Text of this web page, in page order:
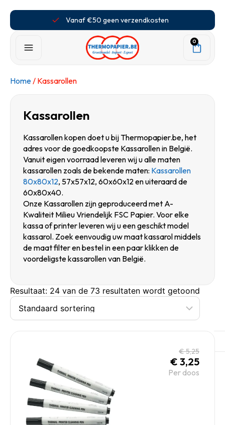
Vanaf €50 geen verzendkosten
0
Home/ Kassarollen
Kassarollen
Kassarollen kopen doet u bij Thermopapier.be, het
adres voor de goedkoopste Kassarollen in België.
Vanuit eigen voorraad leveren wij u alle maten
kassarollen zoals de bekende maten: Kassarollen
80x80x12, 57x57x12, 60x60x12 en uiteraard de
60x80x40.
Onze Kassarollen zijn geproduceerd met A-
Kwaliteit Milieu Vriendelijk FSC Papier. Voor elke
kassa of printer leveren wij u een geschikt model
kassarol. Zoek eenvoudig uw maat kassarol middels
de maat filter en bestel in een paar klikken de
voordeligste kassarollen van België.
Resultaat: 24 van de 73 resultaten wordt getoond
€5,25
€ 3,25
Per doos